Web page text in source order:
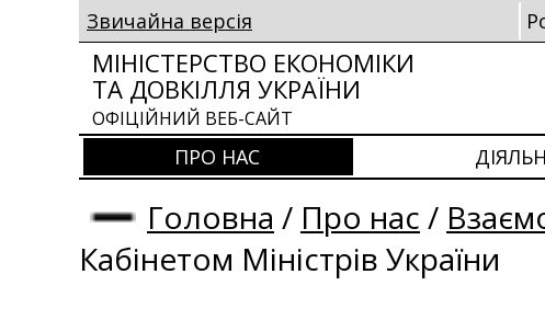
Звичайна версія
МІНІСТЕРСТВО ЕКОНОМІКИ
ТА ДОВКІЛЛЯ УКРАЇНИ
ОФІЦІЙНИЙ ВЕБ-САЙТ
ПРО НАС
Головна / Про нас /
Кабінетом Міністрів України